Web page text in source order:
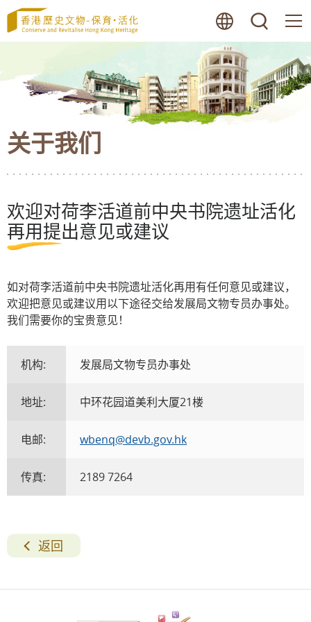
至
内
容
始
关于我们
欢迎对荷李活道前中央书院遗址活化
再用提出意见或建议
如对荷李活道前中央书院遗址活化再用有任何意见或建议，
欢迎把意见或建议用以下途径交给发展局文物专员办事处。
我们需要你的宝贵意见！
机构: 发展局文物专员办事处
地址: 中环花园道美利大厦21楼
电邮: wbenq@devb.gov.hk
传真: 2189 7264
返回